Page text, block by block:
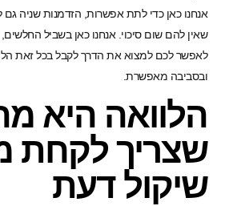
אנחנו כאן כדי לתת אפשרות, הזדמנות שניה גם
שאין להם שום סיכוי. אנחנו כאן בשביל החלשים,
לאפשר לכם למצוא את הדרך לקבל בכל זאת
ובסביבה מאפשרת.
הלוואה היא
שצריך לקחת
שיקול דעת